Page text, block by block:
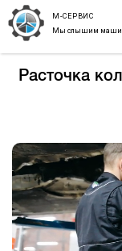
М-СЕРВИС
Мы слышим
Расточка